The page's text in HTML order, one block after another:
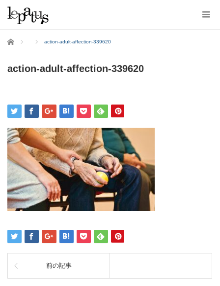
ホーム action-adult-affection-339620
action-adult-affection-339620
前の記事